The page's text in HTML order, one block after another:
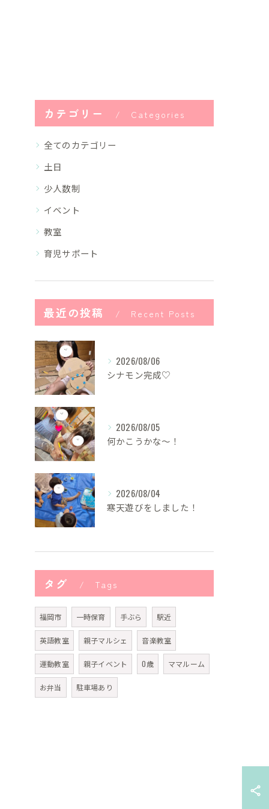
カテゴリー Categories
全てのカテゴリー
土日
少人数制
イベント
教室
育児サポート
最近の投稿 Recent Posts
2026/08/06
シナモン完成♡
2026/08/05
何かこうかな〜！
2026/08/04
寒天遊びをしました！
タグ Tags
福岡市 一時保育 手ぶら 駅近
英語教室 親子マルシェ 音楽教室
運動教室 親子イベント 0歳 ママルーム
お弁当 駐車場あり